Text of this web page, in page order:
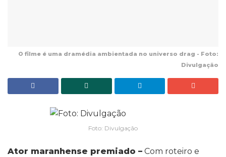
O filme é uma dramédia ambientada no universo drag - Foto:
Divulgação
Foto: Divulgação
Ator maranhense premiado – Com roteiro e